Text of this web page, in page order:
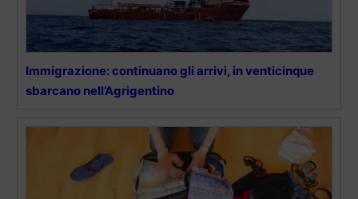
Immigrazione: continuano gli arrivi, in venticinque
sbarcano nell’Agrigentino